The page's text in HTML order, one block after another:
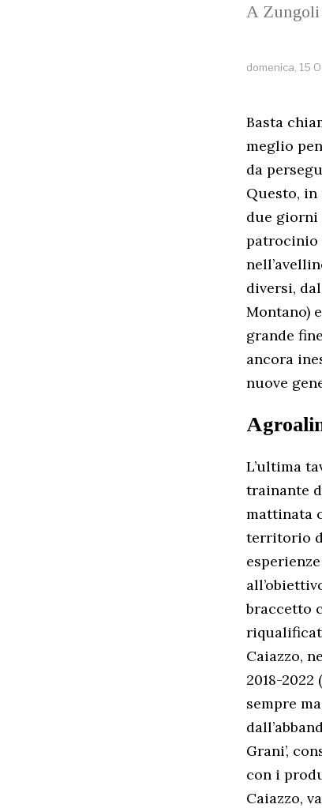
A Zungoli
domenica, 15
Basta
meglio
da
Questo, in
due giorni
patrocinio
diversi,
Montano)
grande
ancora
nuove
L’ultima
trainante
mattinata
territorio
braccetto
Caiazzo,
2018-
sempre
Grani’,
con i
Caiazzo,